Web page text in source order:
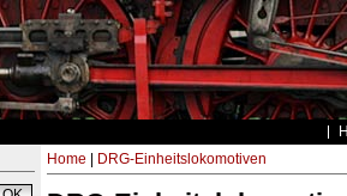
Home DRG-Einheitslokomotiven